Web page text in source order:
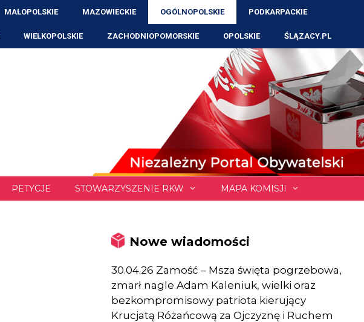
MAŁOPOLSKIE MAZOWIECKIE OGÓLNOPOLSKIE PODKARPACKIE
WIELKOPOLSKIE ZACHODNIOPOMORSKIE OPOLSKIE ŚLĄZACY.PL
PETYCJE STOWARZYSZENIE RKW MAPA KOMISJI
Nowe wiadomości
30.04.26 Zamość – Msza święta pogrzebowa,
zmarł nagle Adam Kaleniuk, wielki oraz
bezkompromisowy patriota kierujący
Krucjatą Różańcową za Ojczyznę i Ruchem